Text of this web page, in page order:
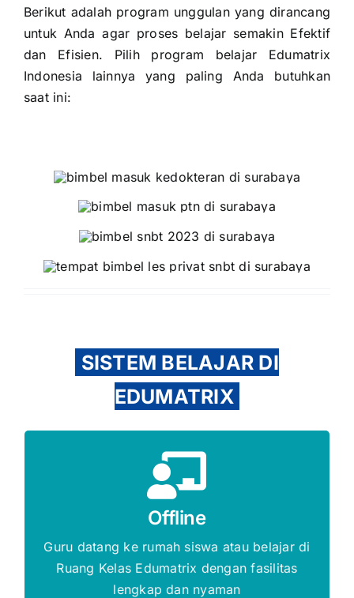
Berikut adalah program unggulan yang dirancang
untuk Anda agar proses belajar semakin Efektif
dan Efisien. Pilih program belajar Edumatrix
Indonesia lainnya yang paling Anda butuhkan
saat ini:
SISTEM BELAJAR DI
EDUMATRIX
Offline
Guru datang ke rumah siswa atau belajar di
Ruang Kelas Edumatrix dengan fasilitas
lengkap dan nyaman
Gratis Biaya Pendaftaran
DAFTAR SEKARANG